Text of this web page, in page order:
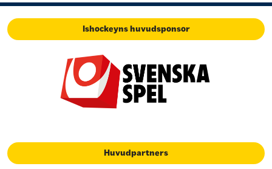
Ishockeyns huvudsponsor
Huvudpartners